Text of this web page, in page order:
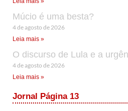
Múcio é uma besta?
4 de agosto de 2026
Leia mais »
O discurso de Lula e a
4 de agosto de 2026
Leia mais »
Jornal Página 13